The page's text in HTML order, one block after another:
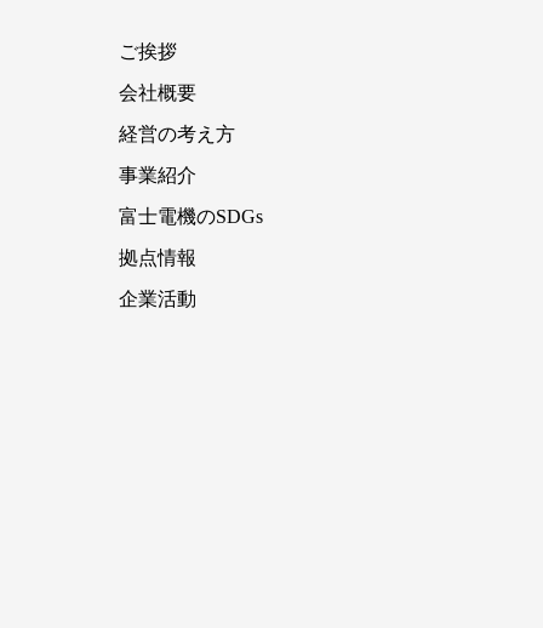
ご挨拶
会社概要
経営の考え方
事業紹介
富士電機のSDGs
拠点情報
企業活動